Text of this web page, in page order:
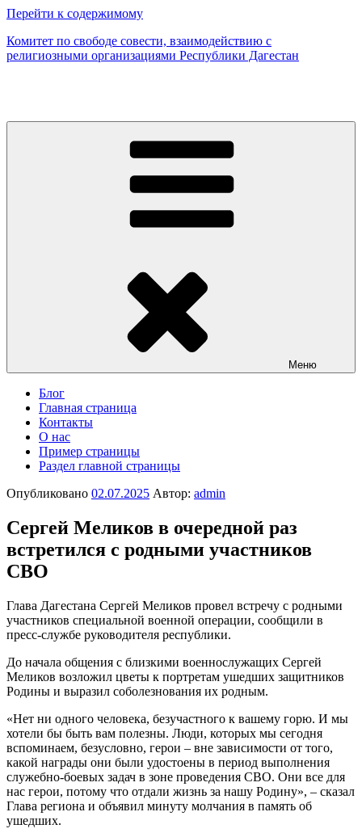
Перейти к содержимому
Комитет по свободе совести, взаимодействию с
религиозными организациями Республики Дагестан
Меню
Блог
Главная страница
Контакты
О нас
Пример страницы
Раздел главной страницы
Опубликовано 02.07.2025 Автор: admin
Сергей Меликов в очередной раз
встретился с родными участников
СВО
Глава Дагестана Сергей Меликов провел встречу с родными
участников специальной военной операции, сообщили в
пресс-службе руководителя республики.
До начала общения с близкими военнослужащих Сергей
Меликов возложил цветы к портретам ушедших защитников
Родины и выразил соболезнования их родным.
«Нет ни одного человека, безучастного к вашему горю. И мы
хотели бы быть вам полезны. Люди, которых мы сегодня
вспоминаем, безусловно, герои – вне зависимости от того,
какой награды они были удостоены в период выполнения
служебно-боевых задач в зоне проведения СВО. Они все для
нас герои, потому что отдали жизнь за нашу Родину», – сказал
Глава региона и объявил минуту молчания в память об
ушедших.